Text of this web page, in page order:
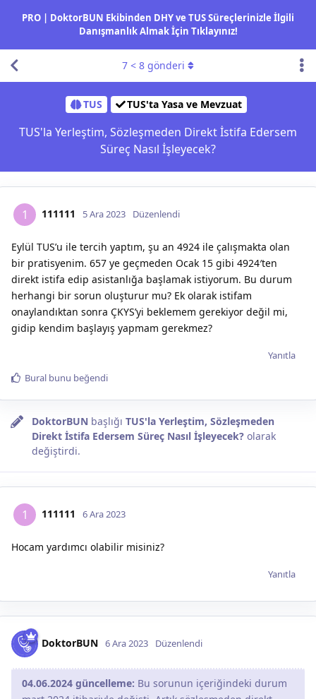
PRO | DoktorBUN Ekibinden DHY ve TUS Süreçlerinizle İlgili
Danışmanlık Almak İçin Tıklayınız!
TUS TUS'ta Yasa ve Mevzuat
TUS'la Yerleştim, Sözleşmeden Direkt İstifa Edersem
Süreç Nasıl İşleyecek?
7 < 8 gönderi
1 111111 5 Ara 2023 Düzenlendi
Eylül TUS’u ile tercih yaptım, şu an 4924 ile çalışmakta olan
bir pratisyenim. 657 ye geçmeden Ocak 15 gibi 4924′ten
direkt istifa edip asistanlığa başlamak istiyorum. Bu durum
herhangi bir sorun oluşturur mu? Ek olarak istifam
onaylandıktan sonra ÇKYS’yi beklemem gerekiyor değil mi,
gidip kendim başlayış yapmam gerekmez?
Yanıtla
Bural bunu beğendi
DoktorBUN başlığı TUS'la Yerleştim, Sözleşmeden
Direkt İstifa Edersem Süreç Nasıl İşleyecek? olarak
değiştirdi.
1 111111 6 Ara 2023
Hocam yardımcı olabilir misiniz?
Yanıtla
DoktorBUN 6 Ara 2023 Düzenlendi
04.06.2024 güncelleme: Bu sorunun içeriğindeki durum